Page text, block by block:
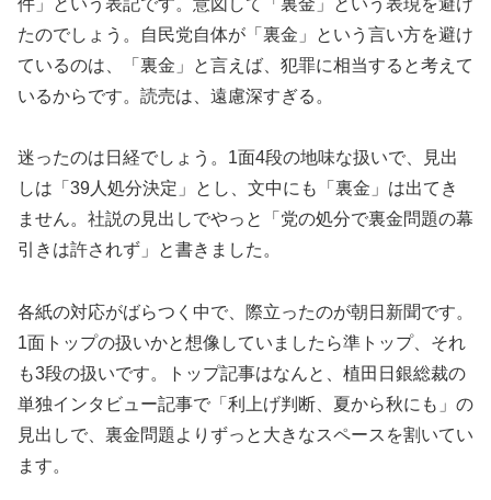
たのでしょう。自民党自体が「裏金」という言い方を避け
ているのは、「裏金」と言えば、犯罪に相当すると考えて
いるからです。読売は、遠慮深すぎる。
迷ったのは日経でしょう。1面4段の地味な扱いで、見出
しは「39人処分決定」とし、文中にも「裏金」は出てき
ません。社説の見出しでやっと「党の処分で裏金問題の幕
引きは許されず」と書きました。
各紙の対応がばらつく中で、際立ったのが朝日新聞です。
1面トップの扱いかと想像していましたら準トップ、それ
も3段の扱いです。トップ記事はなんと、植田日銀総裁の
単独インタビュー記事で「利上げ判断、夏から秋にも」の
見出しで、裏金問題よりずっと大きなスペースを割いてい
ます。